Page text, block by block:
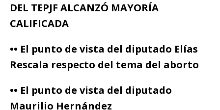
DEL TEPJF ALCANZÓ MAYORÍA
CALIFICADA
•• El punto de vista del diputado Elías
Rescala respecto del tema del aborto
•• El punto de vista del diputado
Maurilio Hernández